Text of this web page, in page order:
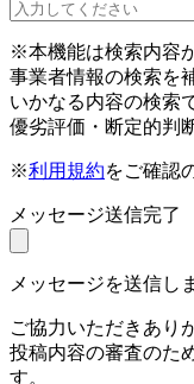
※本機能は検索内容
事業者情報の検索を
いかなる内容の検索
優劣評価・断定的判
※利用規約をご確認
メッセージ送信完了
メッセージを送信し
ご協力いただきあり
投稿内容の審査のた
す。